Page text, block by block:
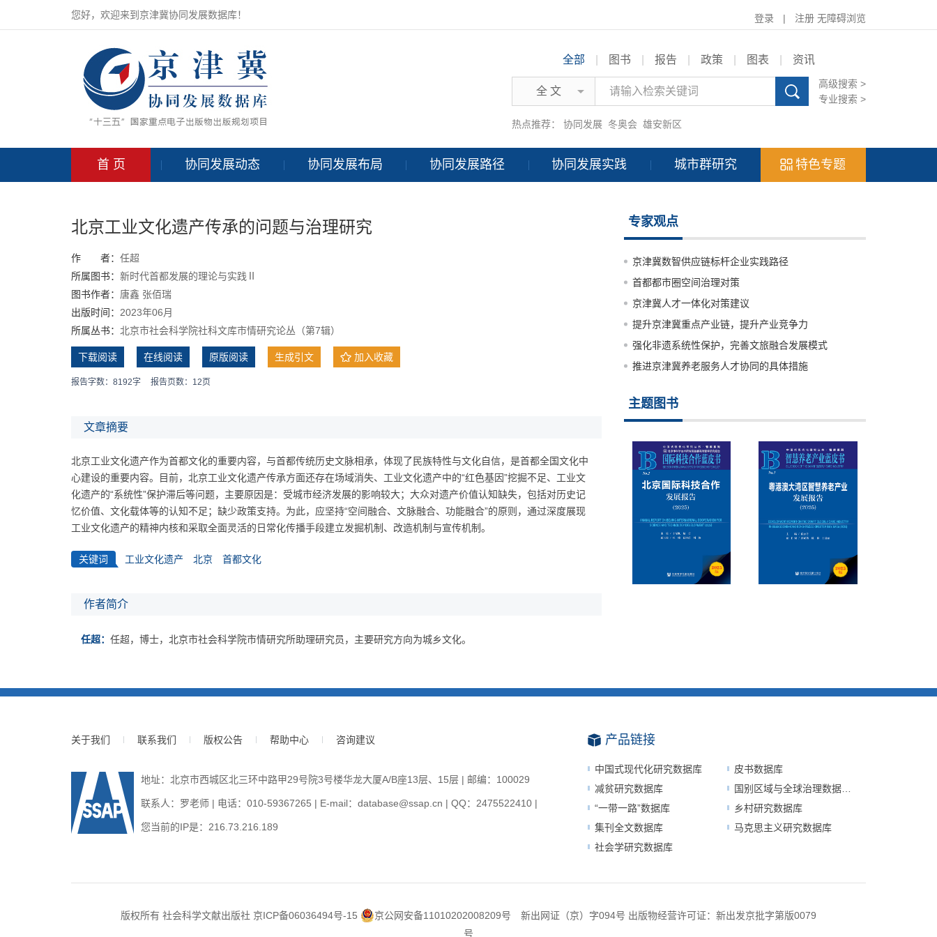
您好，欢迎来到京津冀协同发展数据库！ 登录 | 注册 无障碍浏览
全部 图书 报告 政策 图表 资讯
全 文
高级搜索 >
专业搜索 >
热点推荐： 协同发展 冬奥会 雄安新区
首 页 协同发展动态 协同发展布局 协同发展路径 协同发展实践 城市群研究 特色专题
北京工业文化遗产传承的问题与治理研究
作 者： 任超
所属图书： 新时代首都发展的理论与实践Ⅱ
图书作者： 唐鑫 张佰瑞
出版时间： 2023年06月
所属丛书： 北京市社会科学院社科文库市情研究论丛（第7辑）
下载阅读 在线阅读 原版阅读 生成引文 加入收藏
报告字数：8192字 报告页数：12页
文章摘要
北京工业文化遗产作为首都文化的重要内容，与首都传统历史文脉相承，体现了民族特性与文化自信，是首都全国文化中
心建设的重要内容。目前，北京工业文化遗产传承方面还存在场域消失、工业文化遗产中的“红色基因”挖掘不足、工业文
化遗产的“系统性”保护滞后等问题，主要原因是：受城市经济发展的影响较大；大众对遗产价值认知缺失，包括对历史记
忆价值、文化载体等的认知不足；缺少政策支持。为此，应坚持“空间融合、文脉融合、功能融合”的原则，通过深度展现
工业文化遗产的精神内核和采取全面灵活的日常化传播手段建立发掘机制、改造机制与宣传机制。
关键词 工业文化遗产 北京 首都文化
作者简介
任超： 任超，博士，北京市社会科学院市情研究所助理研究员，主要研究方向为城乡文化。
专家观点
京津冀数智供应链标杆企业实践路径
首都都市圈空间治理对策
京津冀人才一体化对策建议
提升京津冀重点产业链，提升产业竞争力
强化非遗系统性保护，完善文旅融合发展模式
推进京津冀养老服务人才协同的具体措施
主题图书
关于我们 联系我们 版权公告 帮助中心 咨询建议
地址：北京市西城区北三环中路甲29号院3号楼华龙大厦A/B座13层、15层 | 邮编：100029
联系人：罗老师 | 电话：010-59367265 | E-mail：database@ssap.cn | QQ：2475522410 |
您当前的IP是： 216.73.216.189
产品链接
中国式现代化研究数据库
皮书数据库
减贫研究数据库
国别区域与全球治理数据平台
“一带一路”数据库
乡村研究数据库
集刊全文数据库
马克思主义研究数据库
社会学研究数据库
版权所有 社会科学文献出版社 京ICP备06036494号-15 京公网安备11010202008209号 新出网证（京）字094号 出版物经营许可证：新出发京批字第版0079
号